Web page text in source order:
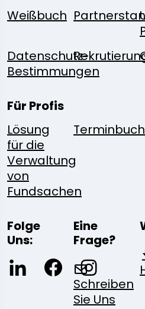
Weißbuch
Datenschutz-
Bestimmungen
Für Profis
Lösung
für die
Verwaltung
von
Fundsachen
Folge
Uns:
Eine
Frage?
Schreiben
Sie Uns